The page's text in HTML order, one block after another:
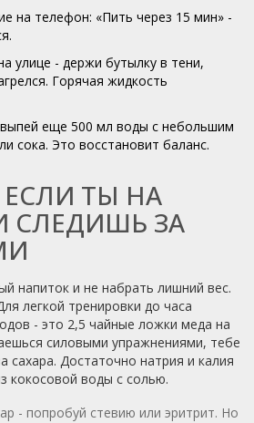
на телефон: «Пить через 15 мин» -
улице - держи бутылку в тени,
Горячая жидкость
еще 500 мл воды с небольшим
сока. Это восстановит баланс.
ТЫ НА
СЛЕДИШЬ ЗА
напиток и не набрать лишний вес.
легкой тренировки до часа
- это 2,5 чайные ложки меда на
силовыми упражнениями, тебе
сахара. Достаточно натрия и калия
кокосовой воды с солью.
- попробуй стевию или эритрит. Но